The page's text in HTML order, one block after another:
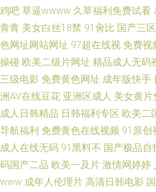
鸡吧 草逼wwww 久草福利免费试看
青青 美女白丝18禁 91肏比 国产三
色网址网站网址 97超在线视 免费视
操碰 欧美二级片网址 精品成人无码
三级电影 免费黄色网址 成年版快手
洲AV在线豆花 亚洲区成人 美女黄片
成人日韩精品 日韩福利专区 欧美二
导航福利 免费黄色在线视频 91原创
成人在线无码 91黑料不 国产极品自
码国产二品 欧美一及片 激情网婷婷
www 成年人伦理片 高清日韩电影